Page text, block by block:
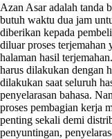
Azan Asar adalah tanda
butuh waktu dua jam
diberikan kepada
diluar proses terjemahan
halaman hasil
harus dilakukan dengan
dilakukan saat seluruh
penyelarasan bahasa.
proses pembagian kerja
penting sekali demi
penyuntingan,